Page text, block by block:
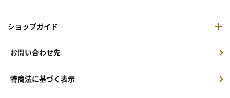
ショップガイド
お問い合わせ先
特商法に基づく表示